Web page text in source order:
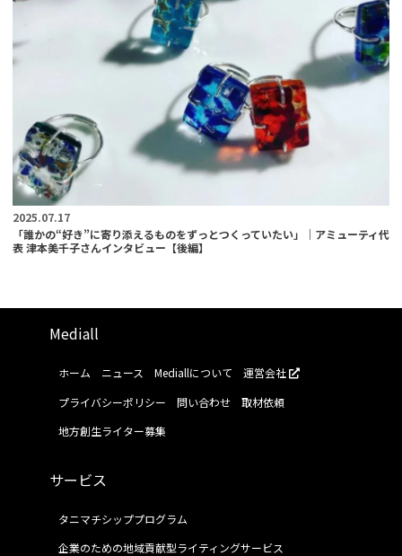
2025.07.17
「誰かの“好き”に寄り添えるものをずっとつくっていたい」｜アミューティ代
表 津本美千子さんインタビュー【後編】
Mediall
ホーム ニュース Mediallについて
運営会社
プライバシーポリシー
問い合わせ
取材依頼
地方創生ライター募集
サービス
タニマチシッププログラム
企業のための地域貢献型ライティングサービス